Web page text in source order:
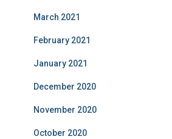
March 2021
February 2021
January 2021
December 2020
November 2020
October 2020